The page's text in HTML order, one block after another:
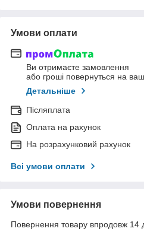
Умови оплати
Ви отримаєте замовлення
або гроші повернуться на
Детальніше
Післяплата
Оплата на рахунок
На розрахунковий рахунок
Всі умови оплати
Умови повернення
Повернення товару впродовж 14